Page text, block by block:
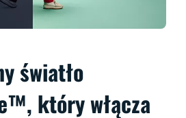
światło
który włącza